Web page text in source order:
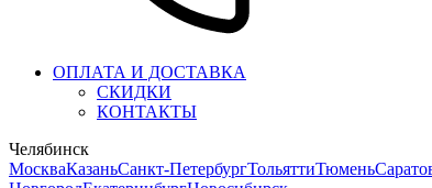
ОПЛАТА И ДОСТАВКА
СКИДКИ
КОНТАКТЫ
Челябинск
МоскваКазаньСанкт-ПетербургТольяттиТюмень